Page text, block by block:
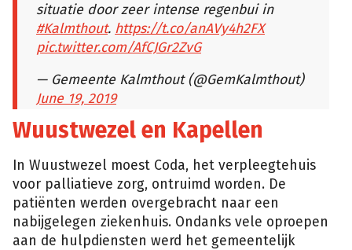
situatie door zeer intense regenbui in
#Kalmthout. https://t.co/anAVy4h2FX
pic.twitter.com/AfCJGr2ZvG
— Gemeente Kalmthout (@GemKalmthout)
June 19, 2019
Wuustwezel en Kapellen
In Wuustwezel moest Coda, het verpleegtehuis
voor palliatieve zorg, ontruimd worden. De
patiënten werden overgebracht naar een
nabijgelegen ziekenhuis. Ondanks vele oproepen
aan de hulpdiensten werd het gemeentelijk